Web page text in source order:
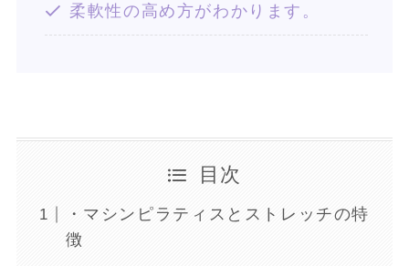
柔軟性の高め方がわかります。
目次
・マシンピラティスとストレッチの特
徴